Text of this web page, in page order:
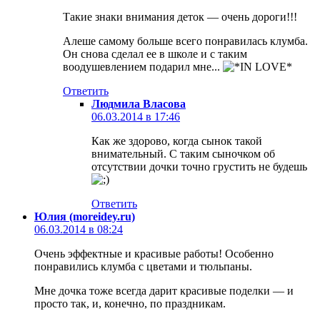
Такие знаки внимания деток — очень дороги!!!
Алеше самому больше всего понравилась клумба.
Он снова сделал ее в школе и с таким
воодушевлением подарил мне...
Ответить
Людмила Власова
06.03.2014 в 17:46
Как же здорово, когда сынок такой
внимательный. С таким сыночком об
отсутствии дочки точно грустить не будешь
Ответить
Юлия (moreidey.ru)
06.03.2014 в 08:24
Очень эффектные и красивые работы! Особенно
понравились клумба с цветами и тюльпаны.
Мне дочка тоже всегда дарит красивые поделки — и
просто так, и, конечно, по праздникам.